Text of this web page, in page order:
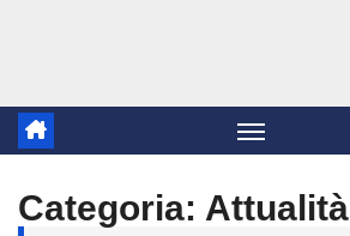
Categoria: Attualità